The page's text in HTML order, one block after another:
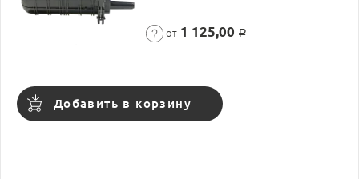
от 1 125,00 Р
Добавить в корзину